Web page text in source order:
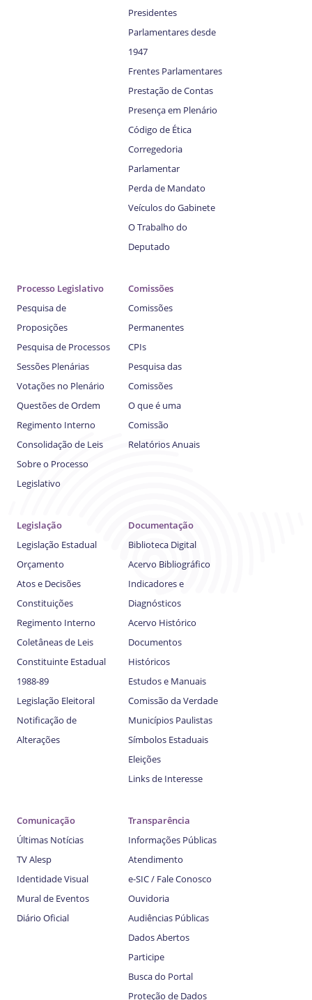
Presidentes
Parlamentares desde
1947
Frentes Parlamentares
Prestação de Contas
Presença em Plenário
Código de Ética
Corregedoria
Parlamentar
Perda de Mandato
Veículos do Gabinete
O Trabalho do
Deputado
Processo Legislativo
Pesquisa de
Proposições
Pesquisa de Processos
Sessões Plenárias
Votações no Plenário
Questões de Ordem
Regimento Interno
Consolidação de Leis
Sobre o Processo
Legislativo
Comissões
Comissões
Permanentes
CPIs
Pesquisa das
Comissões
O que é uma
Comissão
Relatórios Anuais
Legislação
Legislação Estadual
Orçamento
Atos e Decisões
Constituições
Regimento Interno
Coletâneas de Leis
Constituinte Estadual
1988-89
Legislação Eleitoral
Notificação de
Alterações
Documentação
Biblioteca Digital
Acervo Bibliográfico
Indicadores e
Diagnósticos
Acervo Histórico
Documentos
Históricos
Estudos e Manuais
Comissão da Verdade
Municípios Paulistas
Símbolos Estaduais
Eleições
Links de Interesse
Comunicação
Últimas Notícias
TV Alesp
Identidade Visual
Mural de Eventos
Diário Oficial
Transparência
Informações Públicas
Atendimento
e-SIC / Fale Conosco
Ouvidoria
Audiências Públicas
Dados Abertos
Participe
Busca do Portal
Proteção de Dados